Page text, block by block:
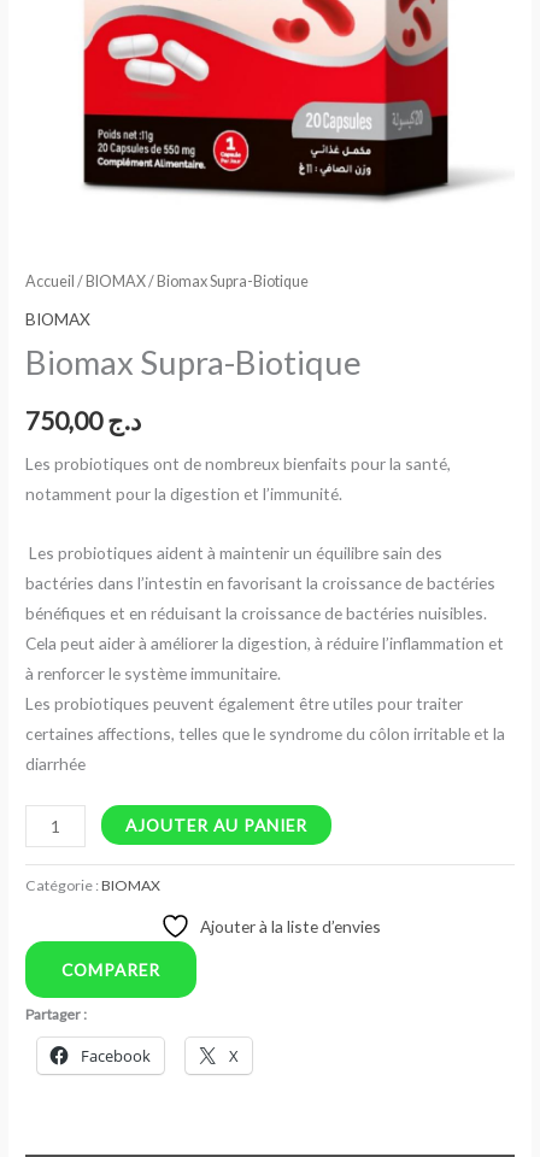
Accueil / BIOMAX/ Biomax Supra-Biotique
BIOMAX
Biomax Supra-Biotique
د.ج750,00
Les probiotiques ont de nombreux bienfaits pour la santé,
notamment pour la digestion et l’immunité.
Les probiotiques aident à maintenir un équilibre sain des
bactéries dans l’intestin en favorisant la croissance de bactéries
bénéfiques et en réduisant la croissance de bactéries nuisibles.
Cela peut aider à améliorer la digestion, à réduire l’inflammation et
à renforcer le système immunitaire.
Les probiotiques peuvent également être utiles pour traiter
certaines affections, telles que le syndrome du côlon irritable et la
diarrhée
AJOUTER AU PANIER
Catégorie :BIOMAX
Ajouter à la liste d’envies
COMPARER
Partager :
Facebook X